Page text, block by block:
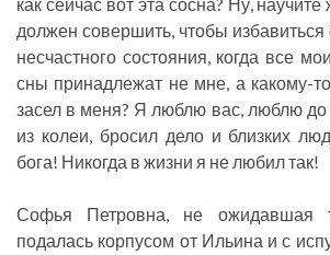
должен совершить, чтобы избавиться
несчастного состояния, когда все
сны принадлежат не мне, а какому-
засел в меня? Я люблю вас, люблю до
из колеи, бросил дело и близких
бога! Никогда в жизни я не любил так!
Софья Петровна, не ожидавшая
подалась корпусом от Ильина и с